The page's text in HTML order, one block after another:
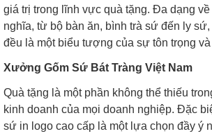
giá trị trong lĩnh vực quà tặng. Đa dạng về
nghĩa, từ bộ bàn ăn, bình trà sứ đến ly
đều là một biểu tượng của sự tôn trọng và
Xưởng Gốm Sứ Bát Tràng Việt Nam
Quà tặng là một phần không thể thiếu
kinh doanh của mọi doanh nghiệp. Đặc
sứ in logo cao cấp là một lựa chọn đầy ý